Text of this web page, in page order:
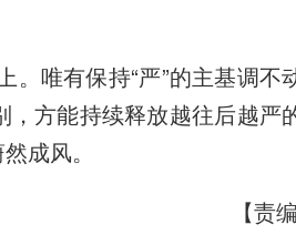
。唯有保持“严”的主基调不
方能持续释放越往后越严
成风。
【责